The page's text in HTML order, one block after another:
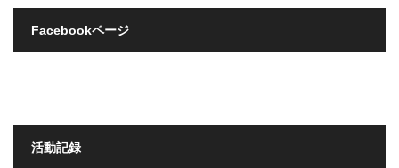
Facebookページ
活動記録